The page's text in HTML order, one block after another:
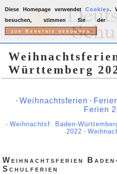
Württemberg
∙ Weihnachtsferien ∙
Ferien
∙ Weihnachtsf. Baden-
2022 ∙
Weihnachtsferien
Schulferien
Diese Homepage verwendet Cookies.
besuchen, stimmen Sie der